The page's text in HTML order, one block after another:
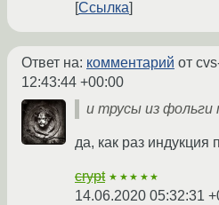
Ссылка
Ответ на: комментарий от
12:43:44 +00:00
и трусы из
да, как раз индукция
crypt ★★★★★
14.06.2020 05:32:31